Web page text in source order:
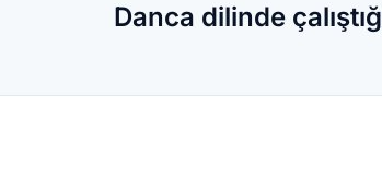
Danca dilinde